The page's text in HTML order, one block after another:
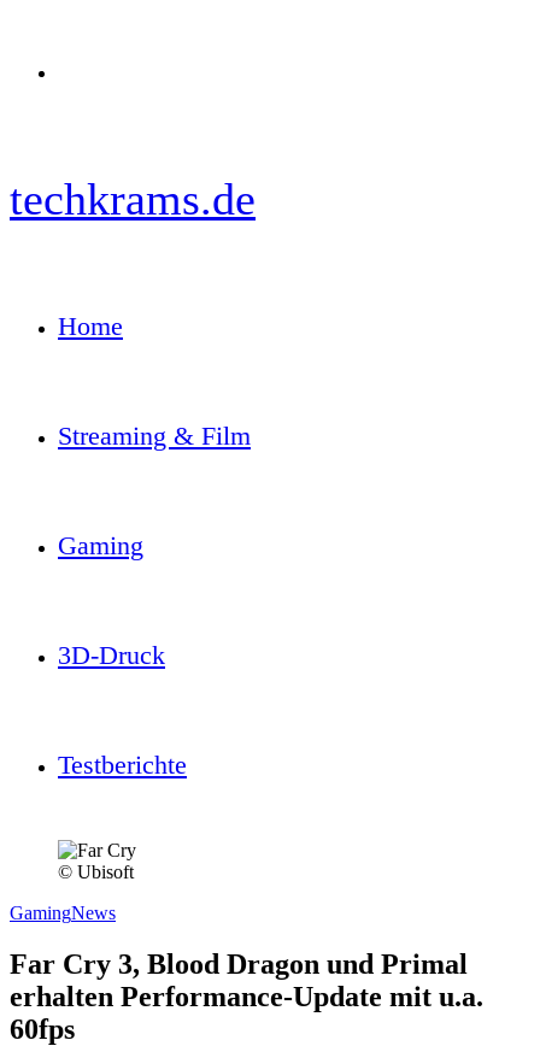
techkrams.de
Home
Streaming & Film
Gaming
3D-Druck
Testberichte
© Ubisoft
GamingNews
Far Cry 3, Blood Dragon und Primal
erhalten Performance-Update mit u.a.
60fps